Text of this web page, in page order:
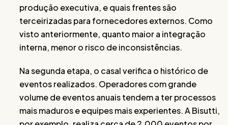
produção executiva, e quais frentes são
terceirizadas para fornecedores externos. Como
visto anteriormente, quanto maior a integração
interna, menor o risco de inconsistências.
Na segunda etapa, o casal verifica o histórico de
eventos realizados. Operadores com grande
volume de eventos anuais tendem a ter processos
mais maduros e equipes mais experientes. A Bisutti,